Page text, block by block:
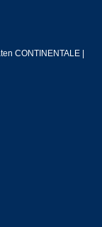
CONTINENTALE |